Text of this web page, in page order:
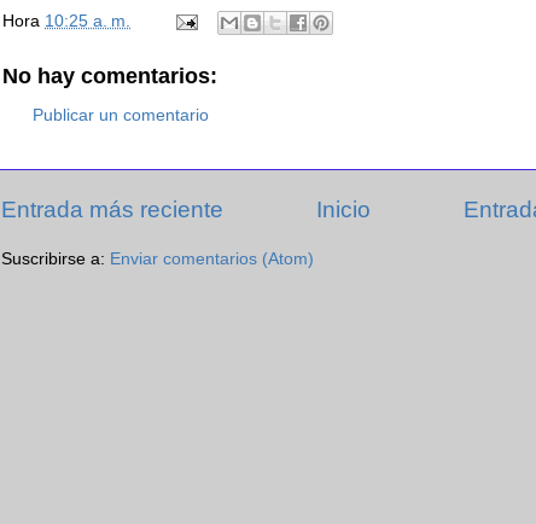
Hora 10:25 a. m.
No hay comentarios:
Publicar un comentario
Entrada más reciente Inicio
Suscribirse a: Enviar comentarios (Atom)